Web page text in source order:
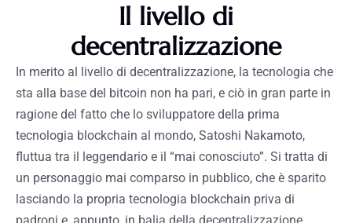
Il livello di
decentralizzazione
In merito al livello di decentralizzazione, la tecnologia che
sta alla base del bitcoin non ha pari, e ciò in gran parte in
ragione del fatto che lo sviluppatore della prima
tecnologia blockchain al mondo, Satoshi Nakamoto,
fluttua tra il leggendario e il “mai conosciuto”. Si tratta di
un personaggio mai comparso in pubblico, che è sparito
lasciando la propria tecnologia blockchain priva di